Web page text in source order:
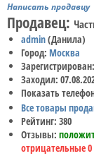
Написать продавцу
Продавец:
admin(Данила)
Город: Москва
Заходил:
Показать
Все товары
Рейтинг: 380
Отзывы:
отрицательные 0